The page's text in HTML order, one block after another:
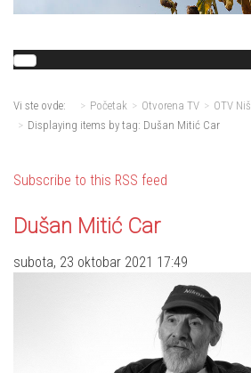
Vi ste ovde: Početak Otvorena TV
OTV Niš
Displaying items by tag: Dušan Mitić Car
Subscribe to this RSS feed
Dušan Mitić Car
subota, 23 oktobar 2021 17:49